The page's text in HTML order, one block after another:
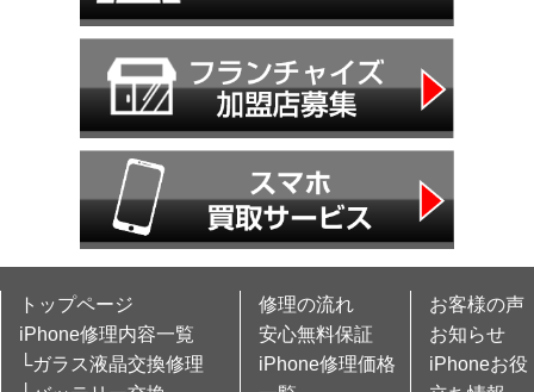
トップページ
iPhone修理内容一覧
└ガラス液晶交換修理
修理の流れ
安心無料保証
iPhone修理価格
お客様の声
お知らせ
iPhoneお役